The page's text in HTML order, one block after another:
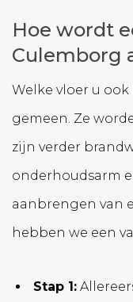
Hoe wordt
Culemborg
Welke vloer u ook
gemeen. Ze
zijn verder
onderhoudsarm
aanbrengen van
hebben we een
Stap 1: